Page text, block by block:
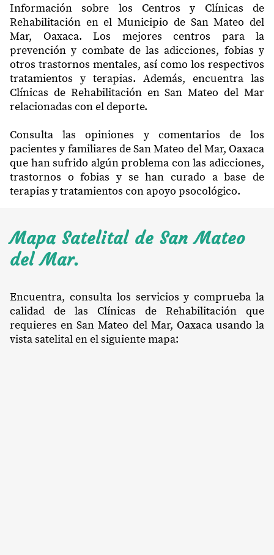
Información sobre los Centros y Clínicas de
Rehabilitación en el Municipio de San Mateo del
Mar, Oaxaca. Los mejores centros para la
prevención y combate de las adicciones, fobias y
otros trastornos mentales, así como los respectivos
tratamientos y terapias. Además, encuentra las
Clínicas de Rehabilitación en San Mateo del Mar
relacionadas con el deporte.
Consulta las opiniones y comentarios de los
pacientes y familiares de San Mateo del Mar, Oaxaca
que han sufrido algún problema con las adicciones,
trastornos o fobias y se han curado a base de
terapias y tratamientos con apoyo psocológico.
Mapa Satelital de San Mateo
del Mar.
Encuentra, consulta los servicios y comprueba la
calidad de las Clínicas de Rehabilitación que
requieres en San Mateo del Mar, Oaxaca usando la
vista satelital en el siguiente mapa: